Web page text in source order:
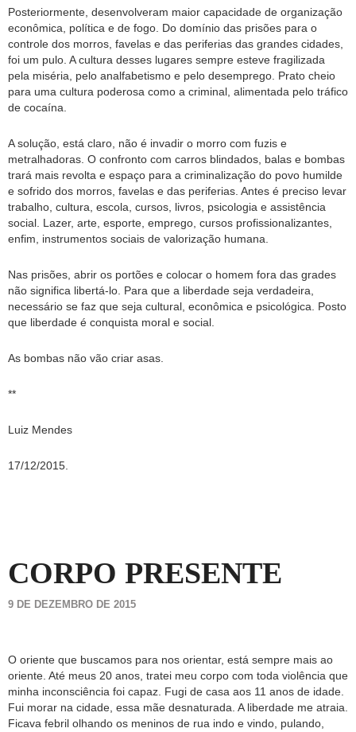
Posteriormente, desenvolveram maior capacidade de organização
econômica, política e de fogo. Do domínio das prisões para o
controle dos morros, favelas e das periferias das grandes cidades,
foi um pulo. A cultura desses lugares sempre esteve fragilizada
pela miséria, pelo analfabetismo e pelo desemprego. Prato cheio
para uma cultura poderosa como a criminal, alimentada pelo tráfico
de cocaína.
A solução, está claro, não é invadir o morro com fuzis e
metralhadoras. O confronto com carros blindados, balas e bombas
trará mais revolta e espaço para a criminalização do povo humilde
e sofrido dos morros, favelas e das periferias. Antes é preciso levar
trabalho, cultura, escola, cursos, livros, psicologia e assistência
social. Lazer, arte, esporte, emprego, cursos profissionalizantes,
enfim, instrumentos sociais de valorização humana.
Nas prisões, abrir os portões e colocar o homem fora das grades
não significa libertá-lo. Para que a liberdade seja verdadeira,
necessário se faz que seja cultural, econômica e psicológica. Posto
que liberdade é conquista moral e social.
As bombas não vão criar asas.
**
Luiz Mendes
17/12/2015.
CORPO PRESENTE
9 DE DEZEMBRO DE 2015
O oriente que buscamos para nos orientar, está sempre mais ao
oriente. Até meus 20 anos, tratei meu corpo com toda violência que
minha inconsciência foi capaz. Fugi de casa aos 11 anos de idade.
Fui morar na cidade, essa mãe desnaturada. A liberdade me atraia.
Ficava febril olhando os meninos de rua indo e vindo, pulando,